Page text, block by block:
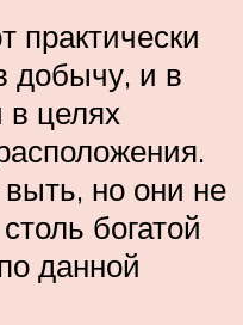
практически
добычу, и в
в целях
но они не
богатой
данной